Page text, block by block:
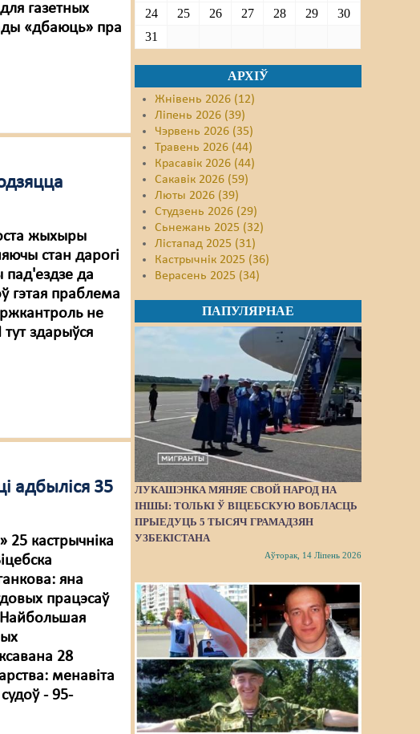
газетных
«дбаюць» пра
жыхыры
стан дарогі
пад'ездзе да
гэтая праблема
не
здарыўся
адбыліся 35
25 кастрычніка
яна
працэсаў
28
менавіта
- 95-
24
25 26 27 28 29
30
31
АРХІЎ
Жнівень 2026 (12)
Ліпень 2026 (39)
Чэрвень 2026 (35)
Травень 2026 (44)
Красавік 2026 (44)
Сакавік 2026 (59)
Люты 2026 (39)
Студзень 2026 (29)
Сьнежань 2025 (32)
Лістапад 2025 (31)
Кастрычнік 2025 (36)
Верасень 2025 (34)
ПАПУЛЯРНАЕ
ЛУКАШЭНКА МЯНЯЕ СВОЙ НАРОД НА
ІНШЫ: ТОЛЬКІ Ў ВІЦЕБСКУЮ ВОБЛАСЦЬ
ПРЫЕДУЦЬ 5 ТЫСЯЧ ГРАМАДЗЯН
УЗБЕКІСТАНА
Аўторак, 14 Ліпень 2026